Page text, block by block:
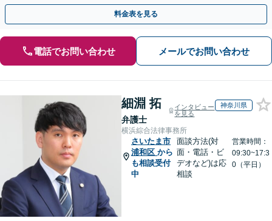
ださい。【夜間・休日対応可】【クレジットカード利用可】
料金表を見る
電話でお問い合わせ メールでお問い合わせ
細淵 拓
弁護士
インタビュー
を見る
神奈川県
横浜綜合法律事務所
さいたま市
浦和区 から
も相談受付
中
面談方法(対
面・電話・ビ
デオなど)は応
相談
営業時間：
09:30~17:3
0（平日）